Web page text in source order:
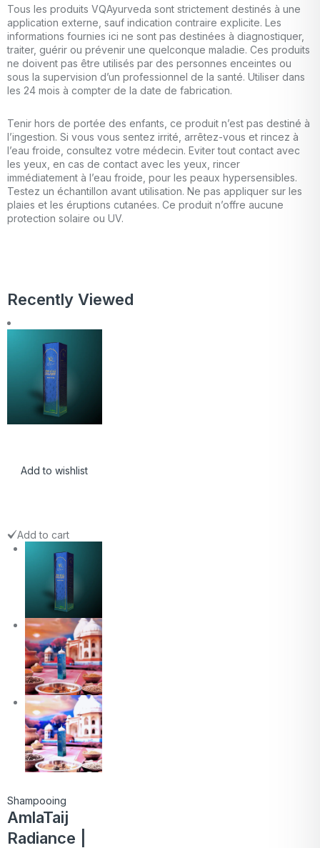
Tous les produits VQAyurveda sont strictement destinés à une
application externe, sauf indication contraire explicite. Les
informations fournies ici ne sont pas destinées à diagnostiquer,
traiter, guérir ou prévenir une quelconque maladie. Ces produits
ne doivent pas être utilisés par des personnes enceintes ou
sous la supervision d’un professionnel de la santé. Utiliser dans
les 24 mois à compter de la date de fabrication.
Tenir hors de portée des enfants, ce produit n’est pas destiné à
l’ingestion. Si vous vous sentez irrité, arrêtez-vous et rincez à
l’eau froide, consultez votre médecin. Eviter tout contact avec
les yeux, en cas de contact avec les yeux, rincer
immédiatement à l’eau froide, pour les peaux hypersensibles.
Testez un échantillon avant utilisation. Ne pas appliquer sur les
plaies et les éruptions cutanées. Ce produit n’offre aucune
protection solaire ou UV.
Recently Viewed
Add to wishlist
Add to cart
Shampooing
AmlaTaij
Radiance |